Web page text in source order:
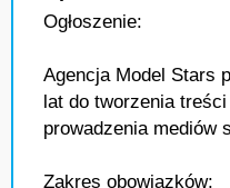
Ogłoszenie:
Agencja Model Stars
lat do tworzenia
prowadzenia mediów
Zakres obowiązków: